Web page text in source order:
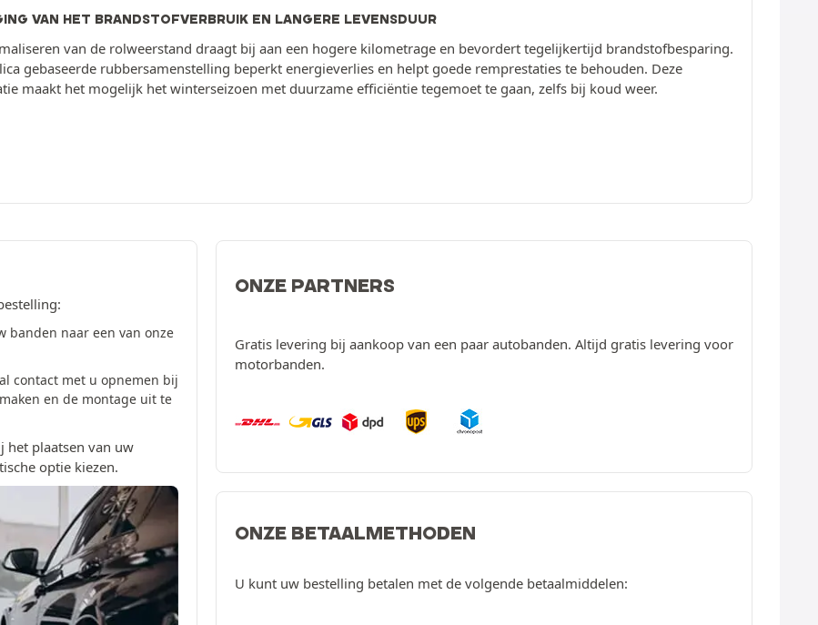
VAN HET BRANDSTOFVERBRUIK EN LANGERE LEVENSDUUR
van de rolweerstand draagt bij aan een hogere kilometrage en bevordert tegelijkertijd brandstofbesparing.
gebaseerde rubbersamenstelling beperkt energieverlies en helpt goede remprestaties te behouden. Deze
maakt het mogelijk het winterseizoen met duurzame efficiëntie tegemoet te gaan, zelfs bij koud weer.
banden naar een van onze
contact met u opnemen bij
en de montage uit te
het plaatsen van uw
optie kiezen.
ONZE PARTNERS
Gratis levering bij aankoop van een paar autobanden. Altijd gratis levering voor
motorbanden.
ONZE BETAALMETHODEN
U kunt uw bestelling betalen met de volgende betaalmiddelen: